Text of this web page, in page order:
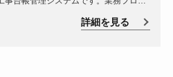
工事の原価削減や、仕入・支払・請
詳細を見る